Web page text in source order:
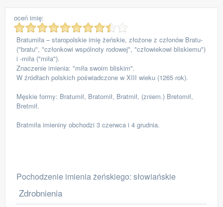
oceń imię:
Bratumiła – staropolskie imię żeńskie, złożone z członów Bratu-
("bratu", "członkowi wspólnoty rodowej", "człowiekowi bliskiemu")
i -miła ("miła").
Znaczenie imienia: "miła swoim bliskim".
W źródłach polskich poświadczone w XIII wieku (1265 rok).
Męskie formy: Bratumił, Bratomił, Bratmił, (zniem.) Bretomił,
Bretmił.
Bratmiła imieniny obchodzi 3 czerwca i 4 grudnia.
Pochodzenie imienia żeńskiego: słowiańskie
Zdrobnienia